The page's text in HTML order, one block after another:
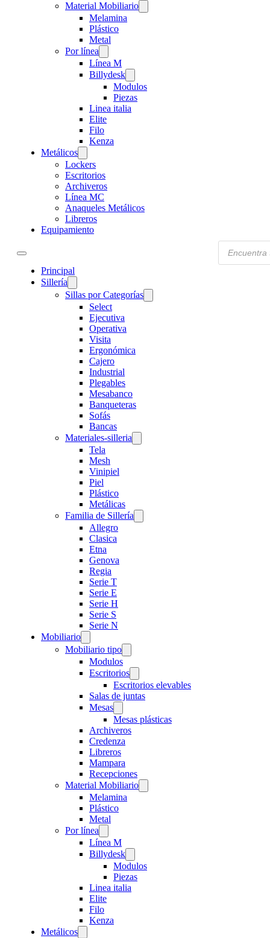
Material Mobiliario
Melamina
Plástico
Metal
Por línea
Línea M
Billydesk
Modulos
Piezas
Linea italia
Elite
Filo
Kenza
Metálicos
Lockers
Escritorios
Archiveros
Línea MC
Anaqueles Metálicos
Libreros
Equipamiento
Principal
Sillería
Sillas por Categorías
Select
Ejecutiva
Operativa
Visita
Ergonómica
Cajero
Industrial
Plegables
Mesabanco
Banqueteras
Sofás
Bancas
Materiales-silleria
Tela
Mesh
Vinipiel
Piel
Plástico
Metálicas
Familia de Sillería
Allegro
Clasica
Etna
Genova
Regia
Serie T
Serie E
Serie H
Serie S
Serie N
Mobiliario
Mobiliario tipo
Modulos
Escritorios
Escritorios elevables
Salas de juntas
Mesas
Mesas plásticas
Archiveros
Credenza
Libreros
Mampara
Recepciones
Material Mobiliario
Melamina
Plástico
Metal
Por línea
Línea M
Billydesk
Modulos
Piezas
Linea italia
Elite
Filo
Kenza
Metálicos
Products
search